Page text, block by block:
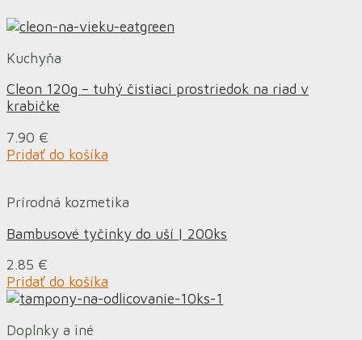
Kuchyňa
Cleon 120g – tuhý čistiaci prostriedok na riad v
krabičke
7.90 €
Pridať do košíka
Prírodná kozmetika
Bambusové tyčinky do uší | 200ks
2.85 €
Pridať do košíka
Doplnky a iné